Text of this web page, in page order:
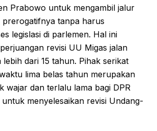
Prabowo untuk mengambil jalur
tanpa harus
legislasi di parlemen. Hal ini
revisi UU Migas jalan
lebih dari 15 tahun. Pihak serikat
lima belas tahun merupakan
wajar dan terlalu lama bagi DPR
menyelesaikan revisi Undang-